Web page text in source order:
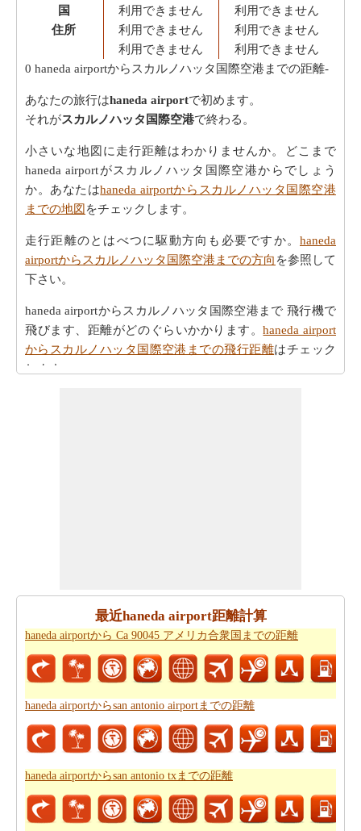
国
住所
利用できません
利用できません
利用できません
利用できません
利用できません
利用できません
0 haneda airportからスカルノハッタ国際空港までの距離-
あなたの旅行はhaneda airportで初めます。
それがスカルノハッタ国際空港で終わる。
小さいな地図に走行距離はわかりませんか。どこまで
haneda airportがスカルノハッタ国際空港からでしょう
か。あなたはhaneda airportからスカルノハッタ国際空港
までの地図 をチェックします。
走行距離のとはべつに駆動方向も必要ですか。 haneda
airportからスカルノハッタ国際空港までの方向 を参照して
下さい。
haneda airportからスカルノハッタ国際空港まで 飛行機で
飛びます、距離がどのぐらいかかります。haneda airport
からスカルノハッタ国際空港までの飛行距離はチェック
します。
間は知りたいんですか。haneda airportからスカルノハッ
タ国際空港までの飛行時間チェックします。
このルートプランナーは、haneda airportからスカルノハ
あなたはこの旅行で過ごすことになります燃料費の見積
国際空港までの旅行の費用を確認してください。
最近haneda airport距離計算
haneda airportから Ca 90045 アメリカ合衆国までの距離
haneda airportからsan antonio airportまでの距離
haneda airportからsan antonio txまでの距離